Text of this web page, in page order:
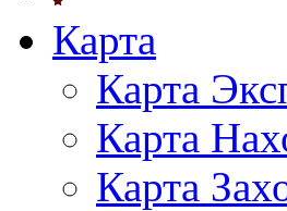
Карта
Карта
Карта
Карта